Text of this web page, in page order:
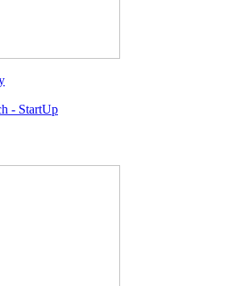
- StartUp